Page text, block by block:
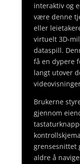
interaktiv og
være denne
eller
virtuelt 3D-
dataspill.
få en dypere
langt utover
Brukerne
gjennom
grensesnittet
aldre å